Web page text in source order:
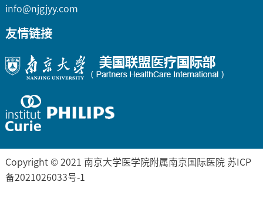
info@njgjyy.com
友情链接
Copyright © 2021 南京大学医学院附属南京国际医院 苏ICP
备2021026033号-1